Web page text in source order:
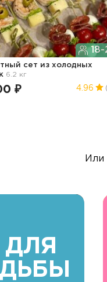
18-
сет из холодных
6.2 кг
₽ 4.96
Или
ДЛЯ